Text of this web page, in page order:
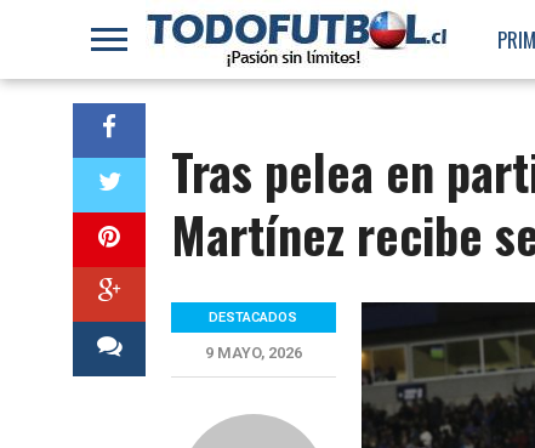
Tras pelea en
Martínez recibe
DESTACADOS
9 MAYO, 2026